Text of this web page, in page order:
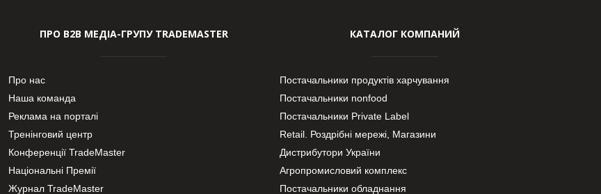
ПРО В2В МЕДІА-ГРУПУ TRADEMASTER
Про нас
Наша команда
Реклама на порталі
Тренінговий центр
Конференції TradeMaster
Національні Премії
Журнал TradeMaster
КАТАЛОГ КОМПАНИЙ
Постачальники продуктів харчування
Постачальники nonfood
Постачальники Private Label
Retail. Роздрібні мережі, Магазини
Дистрибутори України
Агропромисловий комплекс
Постачальники обладнання